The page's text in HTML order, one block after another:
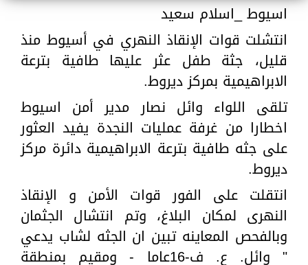
اسيوط _اسلام سعيد
انتشلت قوات الإنقاذ النهري في أسيوط منذ
قليل، جثة طفل عثر عليها طافية بترعة
الابراهيمية بمركز ديروط.
تلقى اللواء وائل نصار مدير أمن اسيوط
اخطارا من غرفة عمليات النجدة يفيد العثور
على جثه طافية بترعة الابراهيمية دائرة مركز
ديروط.
انتقلت على الفور قوات الأمن و الإنقاذ
النهرى لمكان البلاغ، وتم انتشال الجثمان
وبالفحص المعاينه تبين ان الجثه لشاب يدعي
" وائل. ع. ف-16عاما - ومقيم بمنطقة